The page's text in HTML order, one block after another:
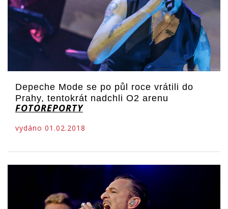
Depeche Mode se po půl roce vrátili do
Prahy, tentokrát nadchli O2 arenu
FOTOREPORTY
vydáno 01.02.2018